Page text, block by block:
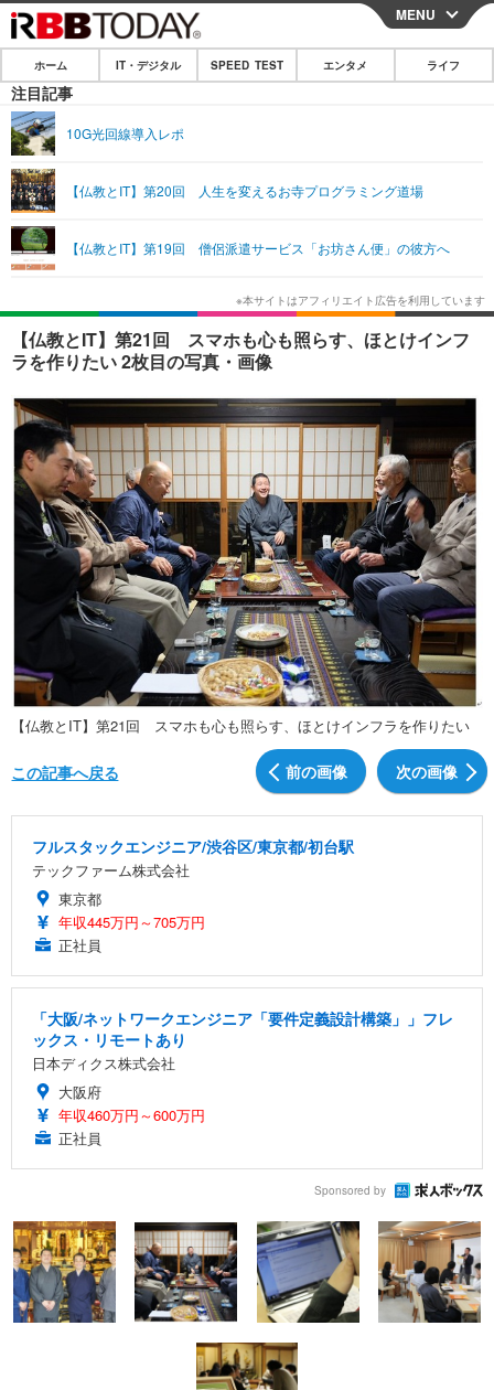
CLOSE
ホーム
IT・デジタル
ショッピング その他
SPEED TEST
エンタメ
エンタメTOP 映画・ドラマ
韓国・芸能
音楽 スポーツ
ショッピング その他
ライフ
ライフTOP グルメ
ペット ショッピング
その他
リリース一覧
プッシュ通知の停止方法
MENU
ホーム IT・デジタル SPEED TEST エンタメ ライフ
注目記事
10G光回線導入レポ
【仏教とIT】第20回 人生を変えるお寺プログラミング道場
【仏教とIT】第19回 僧侶派遣サービス「お坊さん便」の彼方へ
【仏教とIT】第21回 スマホも心も照らす、ほとけインフ
ラを作りたい 2枚目の写真・画像
【仏教とIT】第21回 スマホも心も照らす、ほとけインフラを作りたい
前の画像 次の画像
この記事へ戻る
フルスタックエンジニア/渋谷区/東京都/初台駅
テックファーム株式会社
東京都
年収445万円～705万円
正社員
「大阪/ネットワークエンジニア「要件定義設計構築」」フレ
ックス・リモートあり
日本ディクス株式会社
大阪府
年収460万円～600万円
正社員
Sponsored by